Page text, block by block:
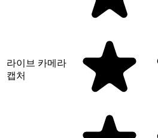
라이브 카메라
캡처